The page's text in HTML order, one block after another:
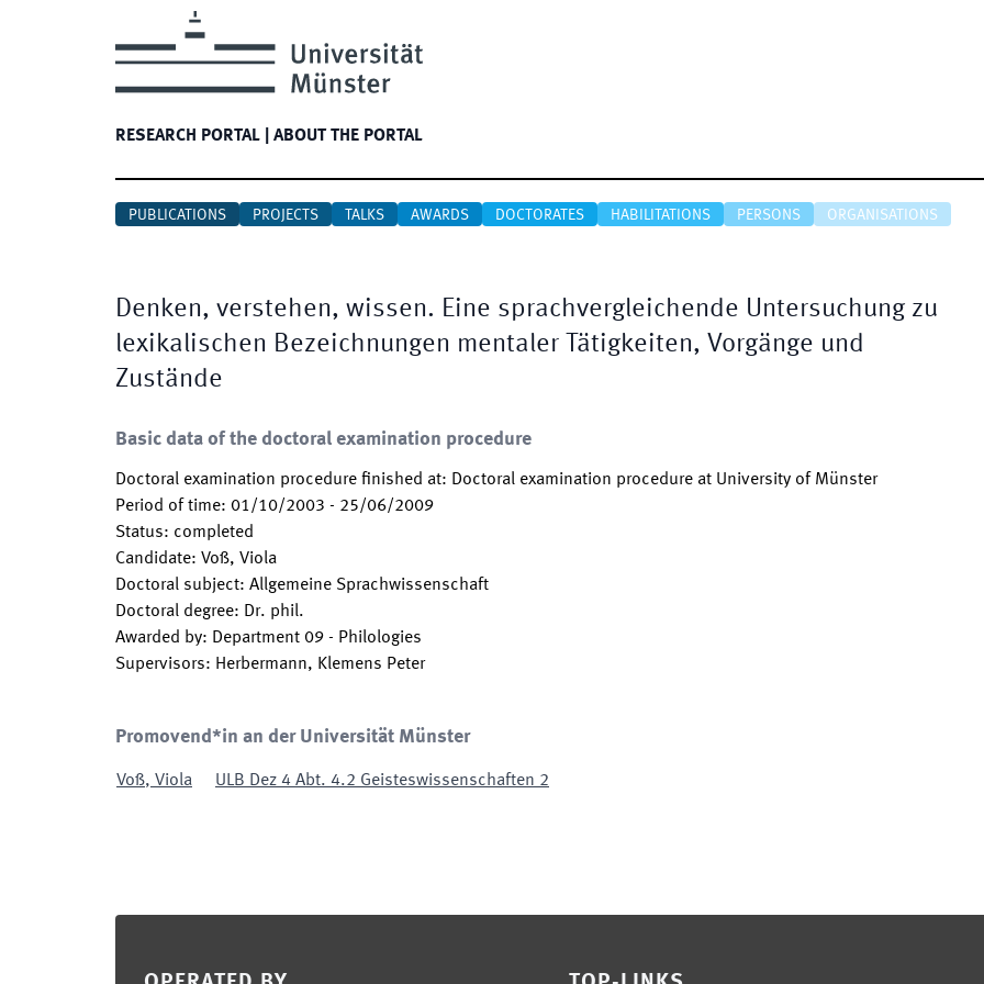
RESEARCH PORTAL ABOUT THE PORTAL
PUBLICATIONS PROJECTS TALKS AWARDS DOCTORATES HABILITATIONS PERSONS ORGANISATIONS
Denken, verstehen, wissen. Eine sprachvergleichende Untersuchung zu
lexikalischen Bezeichnungen mentaler Tätigkeiten, Vorgänge und
Zustände
Basic data of the doctoral examination procedure
Doctoral examination procedure finished at: Doctoral examination procedure at University of Münster
Period of time: 01/10/2003 - 25/06/2009
Status: completed
Candidate: Voß, Viola
Doctoral subject: Allgemeine Sprachwissenschaft
Doctoral degree: Dr. phil.
Awarded by: Department 09 - Philologies
Supervisors: Herbermann, Klemens Peter
Promovend*in an der Universität Münster
Voß, Viola ULB Dez 4 Abt. 4.2 Geisteswissenschaften 2